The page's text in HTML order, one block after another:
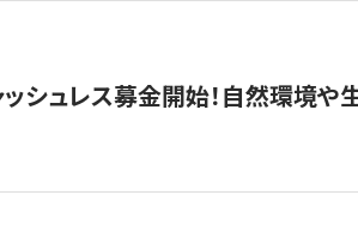
シュレス募金開始！自然環境